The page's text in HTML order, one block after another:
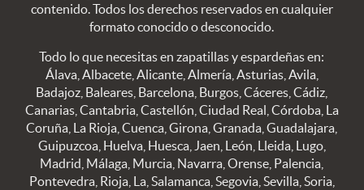
contenido. Todos los derechos reservados en cualquier
formato conocido o desconocido.
Todo lo que necesitas en zapatillas y espardeñas en:
Álava, Albacete, Alicante, Almería, Asturias, Avila,
Badajoz, Baleares, Barcelona, Burgos, Cáceres, Cádiz,
Canarias, Cantabria, Castellón, Ciudad Real, Córdoba, La
Coruña, La Rioja, Cuenca, Girona, Granada, Guadalajara,
Guipuzcoa, Huelva, Huesca, Jaen, León, Lleida, Lugo,
Madrid, Málaga, Murcia, Navarra, Orense, Palencia,
Pontevedra, Rioja, La, Salamanca, Segovia, Sevilla, Soria,